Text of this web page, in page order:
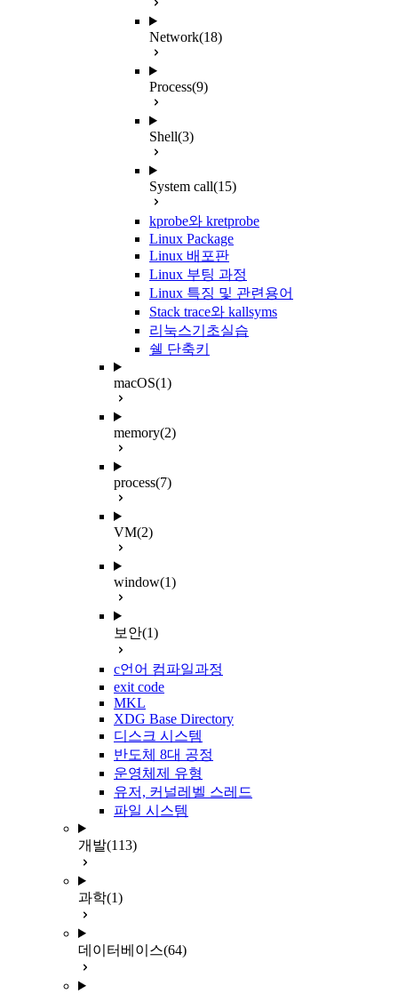
Network(18)
Process(9)
Shell(3)
System call(15)
kprobe와 kretprobe
Linux Package
Linux 배포판
Linux 부팅 과정
Linux 특징 및 관련용어
Stack trace와 kallsyms
리눅스기초실습
쉘 단축키
macOS(1)
memory(2)
process(7)
VM(2)
window(1)
보안(1)
c언어 컴파일과정
exit code
MKL
XDG Base Directory
디스크 시스템
반도체 8대 공정
운영체제 유형
유저, 커널레벨 스레드
파일 시스템
개발(113)
과학(1)
데이터베이스(64)